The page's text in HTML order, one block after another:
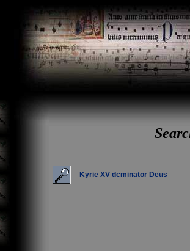
Kyrie XV dcminator Deus